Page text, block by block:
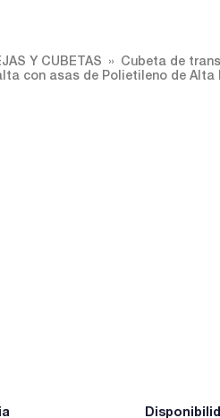
Y CUBETAS
Cubeta de
con asas de Polietileno de Alta